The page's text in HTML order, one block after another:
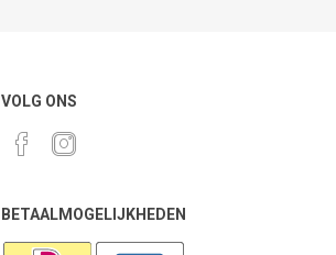
VOLG ONS
BETAALMOGELIJKHEDEN